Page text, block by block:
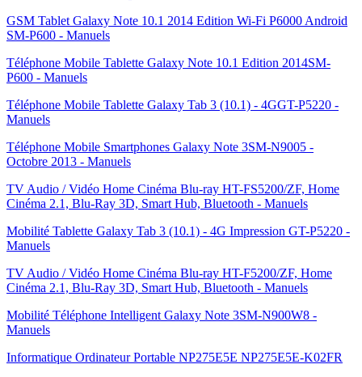
GSM Tablet Galaxy Note 10.1 2014 Edition Wi-Fi P6000 Android
SM-P600 - Manuels
Téléphone Mobile Tablette Galaxy Note 10.1 Edition 2014SM-
P600 - Manuels
Téléphone Mobile Tablette Galaxy Tab 3 (10.1) - 4GGT-P5220 -
Manuels
Téléphone Mobile Smartphones Galaxy Note 3SM-N9005 -
Octobre 2013 - Manuels
TV Audio / Vidéo Home Cinéma Blu-ray HT-FS5200/ZF, Home
Cinéma 2.1, Blu-Ray 3D, Smart Hub, Bluetooth - Manuels
Mobilité Tablette Galaxy Tab 3 (10.1) - 4G Impression GT-P5220 -
Manuels
TV Audio / Vidéo Home Cinéma Blu-ray HT-F5200/ZF, Home
Cinéma 2.1, Blu-Ray 3D, Smart Hub, Bluetooth - Manuels
Mobilité Téléphone Intelligent Galaxy Note 3SM-N900W8 -
Manuels
Informatique Ordinateur Portable NP275E5E NP275E5E-K02FR